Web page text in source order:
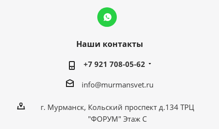
Наши контакты
+7 921 708-05-62
info@murmansvet.ru
г. Мурманск, Кольский проспект д.134 ТРЦ
"ФОРУМ" Этаж С